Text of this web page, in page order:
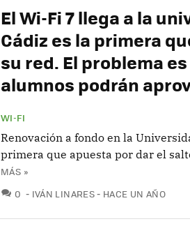
El Wi-Fi 7 llega a la
Cádiz es la primera
su red. El problema
alumnos podrán
WI-FI
Renovación a fondo en la
primera que apuesta por dar el
MÁS »
0 COMENTARIOS
IVÁN LINARES HACE UN AÑO